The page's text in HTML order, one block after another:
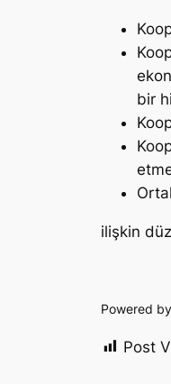
bir
ilişkin
Powered by
Post